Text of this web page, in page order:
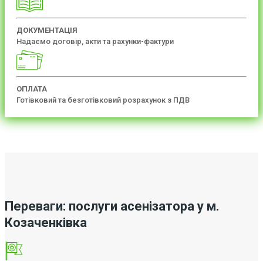
ДОКУМЕНТАЦІЯ
Надаємо договір, акти та рахунки-фактури
ОПЛАТА
Готівковий та безготівковий розрахунок з ПДВ
Переваги: послуги асенізатора у м.
Козаченківка